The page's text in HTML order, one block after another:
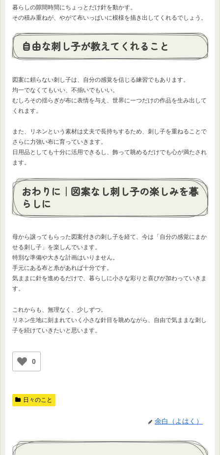
暮らしの隙間時間にちょっとだけ針を動かす。
その積み重ねが、やがて布いっぱいに模様を描き出してくれるでしょう。
自由な刺し子が教えてくれること
図案に頼らない刺し子は、自分の感覚を信じる練習でもあります。
均一でなくてもいい、不揃いでもいい。
むしろその揺らぎが布に表情を与え、世界に一つだけの作品を生み出して
くれます。
また、リネンという素材は丈夫で長持ちするため、刺し子を重ねることで
さらに力強い布に育っていきます。
日用品としても十分に活用できるし、飾って眺めるだけでも心が満たされ
ます。
おわりに｜図案なし刺し子の楽しみを暮
らしに
母から譲ってもらった図案付きの刺し子を経て、今は「自分の感覚にまか
せる刺し子」を楽しんでいます。
特別な準備や大きな計画はいりません。
手元にある布と糸があれば十分です。
気ままに針を進めるだけで、暮らしに小さな彩りと喜びが加わっていきま
す。
これからも、無理なく、少しずつ。
リネン生地に刻まれていく小さな針目を眺めながら、自由で気ままな刺し
子を続けていきたいと思います。
0
日々のこと
余白（よはく）